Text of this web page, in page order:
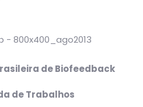
de Biofeedback
de Trabalhos